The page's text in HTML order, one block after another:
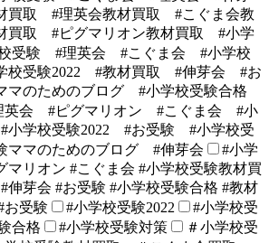
買取 #理英会教材買取 #こぐま会教
買取 #ピグマリオン教材買取 #小学
受験 #理英会 #こぐま会 #小学校
校受験2022 #教材買取 #伸芽会 #お
マのためのブログ #小学校受験合格
英会 #ピグマリオン #こぐま会 #小
小学校受験2022 #お受験 #小学校受
ママのためのブログ #伸芽会
#小学
マリオン #こぐま会 #小学校受験教材買
伸芽会 #お受験 #小学校受験合格 #教材
お受験 #小学校受験2022
#小学校受
合格 #小学校受験対策
＃小学校受